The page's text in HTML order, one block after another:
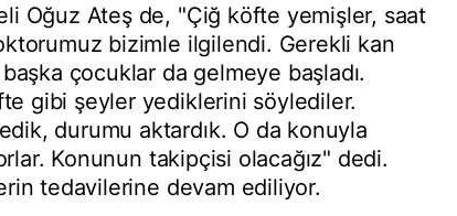
Oğuz Ateş de, "Çiğ köfte yemişler, saat
bizimle ilgilendi. Gerekli kan
çocuklar da gelmeye başladı.
gibi şeyler yediklerini söylediler.
durumu aktardık. O da konuyla
Konunun takipçisi olacağız" dedi.
tedavilerine devam ediliyor.